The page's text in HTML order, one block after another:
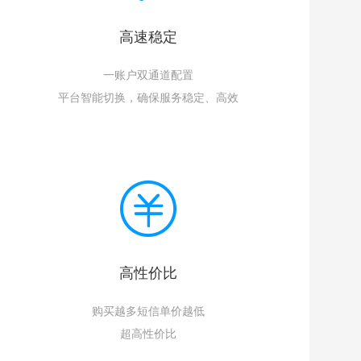
高速稳定
一账户双通道配置
平台智能切换，确保服务稳定、高效
高性价比
购买越多短信单价越低
超高性价比